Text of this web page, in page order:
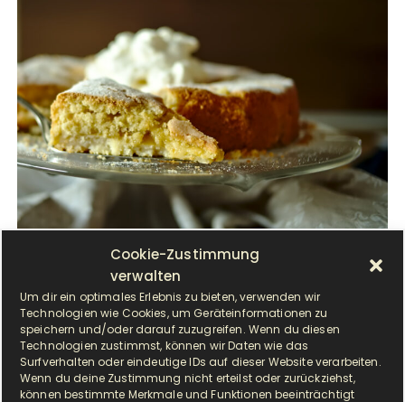
Cookie-Zustimmung
verwalten
Um dir ein optimales Erlebnis zu bieten, verwenden wir
Technologien wie Cookies, um Geräteinformationen zu
speichern und/oder darauf zuzugreifen. Wenn du diesen
Technologien zustimmst, können wir Daten wie das
Surfverhalten oder eindeutige IDs auf dieser Website verarbeiten.
Wenn du deine Zustimmung nicht erteilst oder zurückziehst,
können bestimmte Merkmale und Funktionen beeinträchtigt
W
ir haben einen Apfelbaum im Garten, den
wir zur Geburt unserer Tochter (
Zuckerfee 7 Jahre) gepflanzt haben. In
diesem…